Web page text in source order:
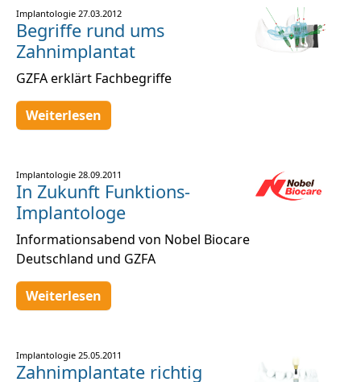
Implantologie 27.03.2012
Begriffe rund ums
Zahnimplantat
GZFA erklärt Fachbegriffe
Weiterlesen
Implantologie 28.09.2011
In Zukunft Funktions-
Implantologe
Informationsabend von Nobel Biocare
Deutschland und GZFA
Weiterlesen
Implantologie 25.05.2011
Zahnimplantate richtig